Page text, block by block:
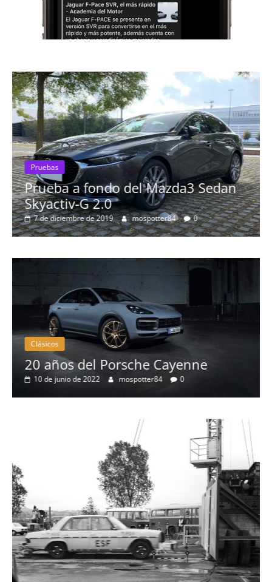
Pruebas
Prueba a fondo del Mazda3 Sedan
Skyactiv-G 2.0
7 de diciembre de 2019 mospotter84 0
8
Clásicos
20 años del Porsche Cayenne
10 de junio de 2022 mospotter84 0